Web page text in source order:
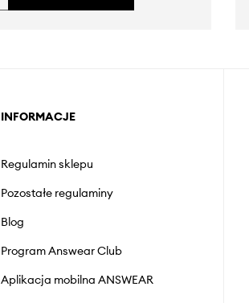
INFORMACJE
Regulamin sklepu
Pozostałe regulaminy
Blog
Program Answear Club
Aplikacja mobilna ANSWEAR